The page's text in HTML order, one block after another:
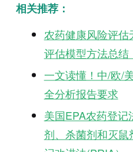
相关推荐：
农药健康风险评
评估模型方法总结
一文读懂！中/欧/
全分析报告要求
美国EPA农药登
剂、杀菌剂和灭